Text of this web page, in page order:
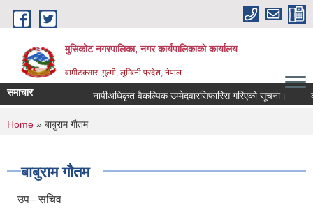
Skip to main content
मुसिकोट नगरपालिका, नगर कार्यपालिकाकाे कार्यालय
वामीटक्सार ,गुल्मी, लुम्बिनी प्रदेश, नेपाल
समाचार नापीअधिकृत वैकल्पिक उम्मेदवारसिफारिस गरिएको सूचना।
You are here
Home » बाबुराम गाैतम
बाबुराम गाैतम
उप– सचिव